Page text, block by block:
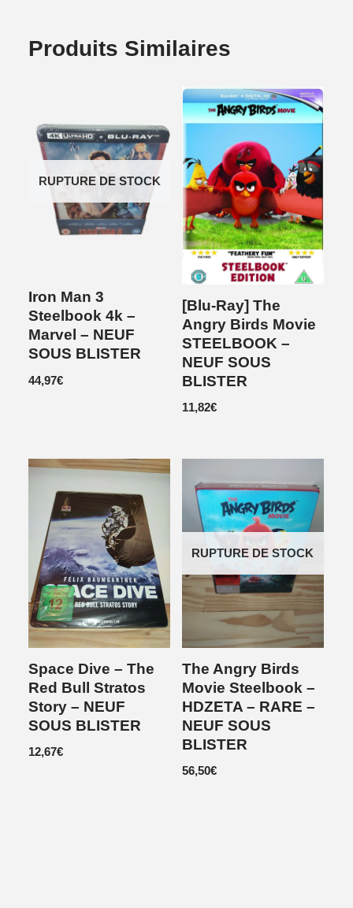
Produits Similaires
RUPTURE DE STOCK
Iron Man 3
Steelbook 4k –
Marvel – NEUF
SOUS BLISTER
44,97€
[Blu-Ray] The
Angry Birds Movie
STEELBOOK –
NEUF SOUS
BLISTER
11,82€
Space Dive – The
Red Bull Stratos
Story – NEUF
SOUS BLISTER
12,67€
RUPTURE DE STOCK
The Angry Birds
Movie Steelbook –
HDZETA – RARE –
NEUF SOUS
BLISTER
56,50€